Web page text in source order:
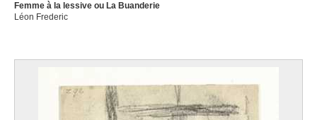
Femme à la lessive ou La Buanderie
Léon Frederic